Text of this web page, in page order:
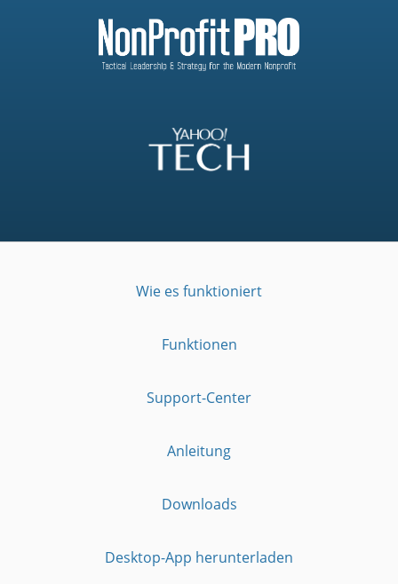
Wie es funktioniert
Funktionen
Support-Center
Anleitung
Downloads
Desktop-App herunterladen